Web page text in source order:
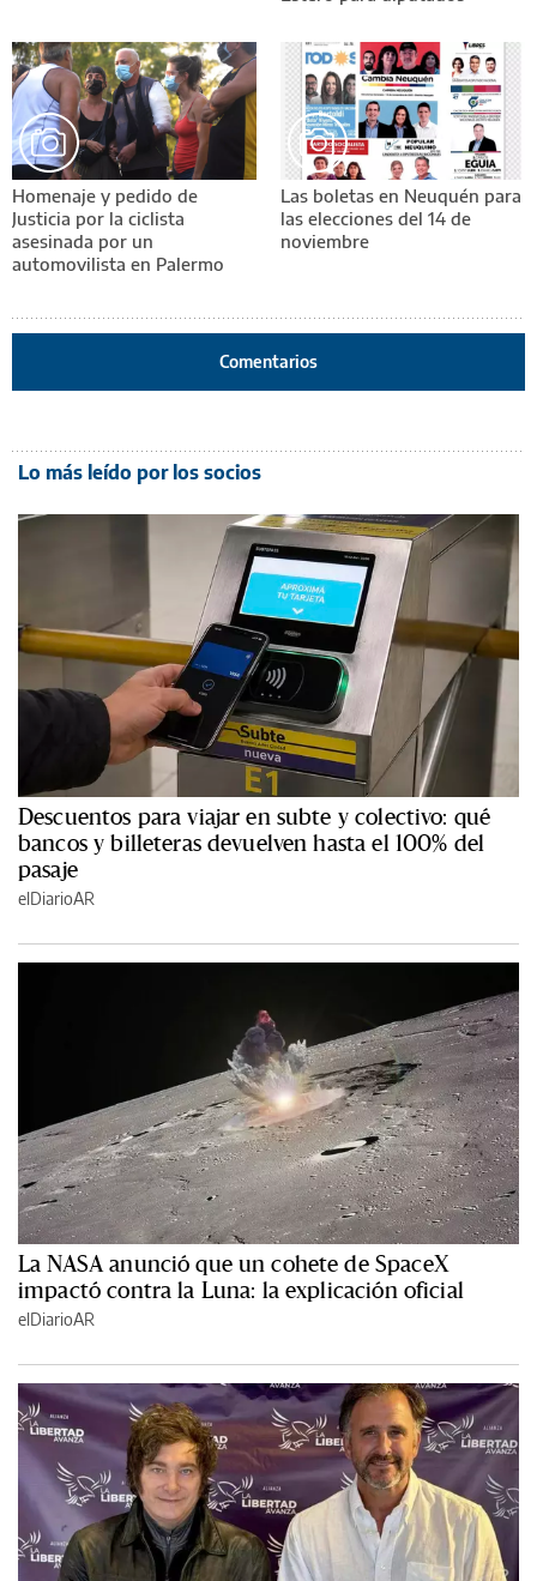
Homenaje y pedido de
Justicia por la ciclista
asesinada por un
automovilista en Palermo
Las boletas en Neuquén para
las elecciones del 14 de
noviembre
Comentarios
Lo más leído por los socios
Descuentos para viajar en subte y colectivo: qué
bancos y billeteras devuelven hasta el 100% del
pasaje
elDiarioAR
La NASA anunció que un cohete de SpaceX
impactó contra la Luna: la explicación oficial
elDiarioAR